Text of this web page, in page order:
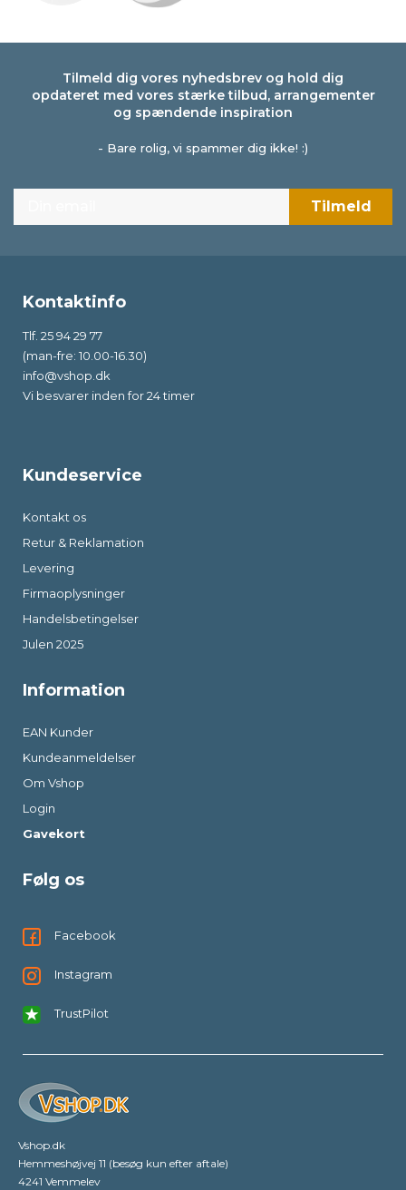
Tilmeld dig vores nyhedsbrev og hold dig
opdateret med vores stærke tilbud, arrangementer
og spændende inspiration
- Bare rolig, vi spammer dig ikke! :)
Kontaktinfo
Tlf. 25 94 29 77
(man-fre: 10.00-16.30)
info@vshop.dk
Vi besvarer inden for 24 timer
Kundeservice
Kontakt os
Retur & Reklamation
Levering
Firmaoplysninger
Handelsbetingelser
Julen 2025
Information
EAN Kunder
Kundeanmeldelser
Om Vshop
Login
Gavekort
Følg os
Facebook
Instagram
TrustPilot
Vshop.dk
Hemmeshøjvej 11 (besøg kun efter aftale)
4241 Vemmelev